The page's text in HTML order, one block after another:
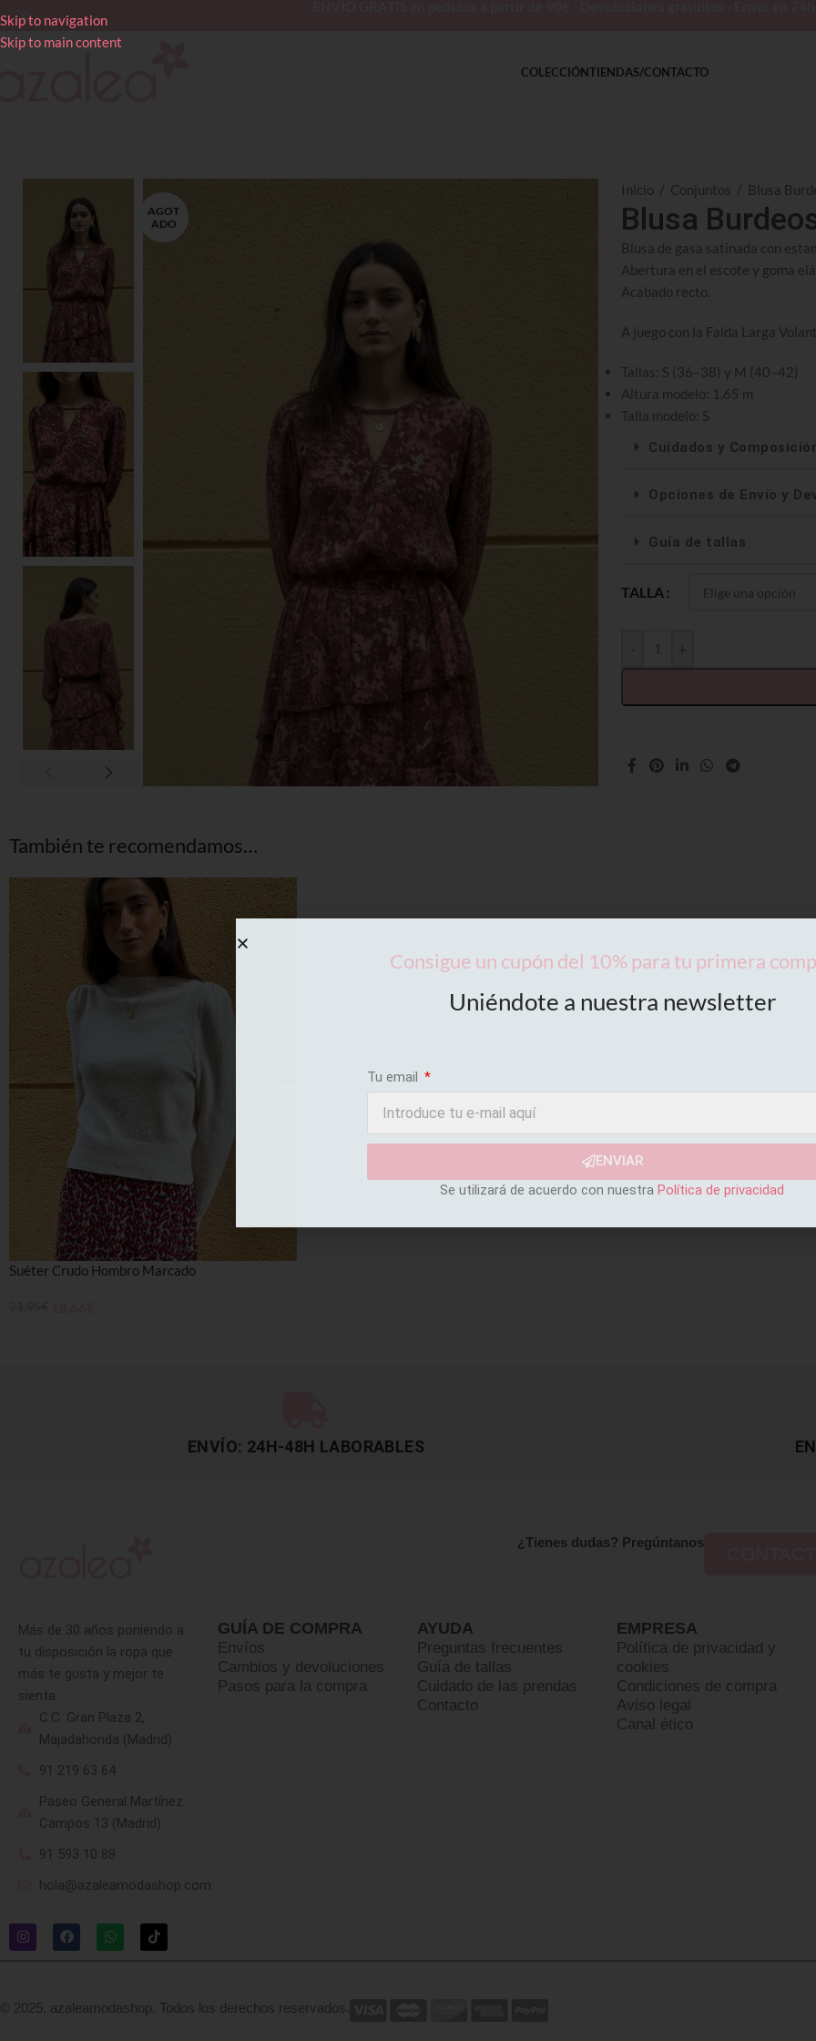
Skip to navigation
Skip to main content
COLECCIÓNTIENDAS/CONTACTO
AGOT
ADO
Inicio / Conjuntos / Blusa
Blusa
Blusa de gasa satinada con
Abertura en el escote y goma
Acabado recto.
A juego con la Falda Larga
Tallas: S (36–38) y M (40–42)
Altura modelo: 1,65 m
Talla modelo: S
Cuidados y
Opciones de Envío y
Guía de tallas
TALLA
+
También te recomendamos…
Suéter Crudo Hombro Marcado
ENVÍO: 24H-48H LABORABLES
¿Tienes dudas? Pregúntanos
Más de 30 años poniendo a
tu disposición la ropa que
más te gusta y mejor te
sienta
C.C. Gran Plaza 2,
Majadahonda (Madrid)
91 219 63 64
Paseo General Martínez
Campos 13 (Madrid)
91 593 10 88
hola@azaleamodashop.com
GUÍA DE COMPRA
Envíos
Cambios y devoluciones
Pasos para la compra
AYUDA
Preguntas frecuentes
Guía de tallas
Cuidado de las prendas
Contacto
EMPRESA
Política de privacidad y
cookies
Condiciones de compra
Aviso legal
Canal ético
© 2025, azaleamodashop. Todos los derechos reservados.
Consigue un cupón del 10% para tu primera
Uniéndote a nuestra newsletter
Tu email
ENVIAR
Se utilizará de acuerdo con nuestra Política de privacidad